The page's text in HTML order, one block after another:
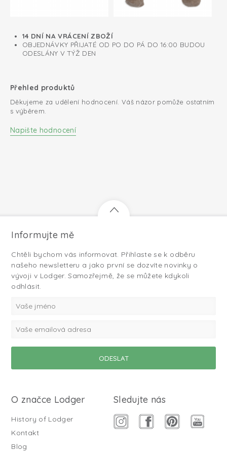
14 DNÍ NA VRÁCENÍ ZBOŽÍ
OBJEDNÁVKY PŘIJATÉ OD PO DO PÁ DO 16:00 BUDOU
ODESLÁNY V TÝŽ DEN
Přehled produktů
Děkujeme za udělení hodnocení. Váš názor pomůže ostatním
s výběrem.
Napište hodnocení
Informujte mě
Chtěli bychom vás informovat. Přihlaste se k odběru
našeho newsletteru a jako první se dozvíte novinky o
vývoji v Lodger. Samozřejmě, že se můžete kdykoli
odhlásit.
O značce Lodger
History of Lodger
Kontakt
Blog
Sledujte nás